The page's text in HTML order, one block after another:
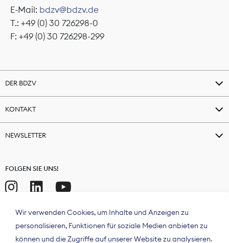
E-Mail: bdzv@bdzv.de
T.: +49 (0) 30 726298-0
F: +49 (0) 30 726298-299
DER BDZV
KONTAKT
NEWSLETTER
FOLGEN SIE UNS!
Wir verwenden Cookies, um Inhalte und Anzeigen zu
personalisieren, Funktionen für soziale Medien anbieten zu
können und die Zugriffe auf unserer Website zu analysieren.